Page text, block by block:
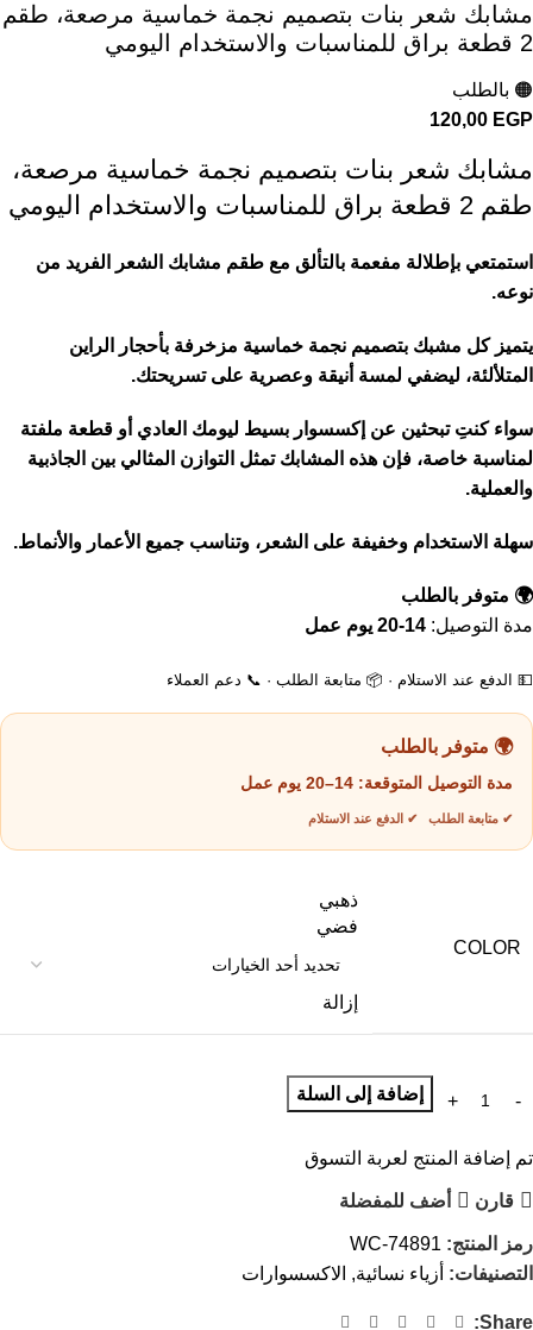
مشابك شعر بنات بتصميم نجمة خماسية مرصعة، طقم
2 قطعة براق للمناسبات والاستخدام اليومي
🟠 بالطلب
120,00 EGP
مشابك شعر بنات بتصميم نجمة خماسية مرصعة،
طقم 2 قطعة براق للمناسبات والاستخدام اليومي
استمتعي بإطلالة مفعمة بالتألق مع طقم مشابك الشعر الفريد من
نوعه.
يتميز كل مشبك بتصميم نجمة خماسية مزخرفة بأحجار الراين
المتلألئة، ليضفي لمسة أنيقة وعصرية على تسريحتك.
سواء كنتِ تبحثين عن إكسسوار بسيط ليومك العادي أو قطعة ملفتة
لمناسبة خاصة، فإن هذه المشابك تمثل التوازن المثالي بين الجاذبية
والعملية.
سهلة الاستخدام وخفيفة على الشعر، وتناسب جميع الأعمار والأنماط.
🌍 متوفر بالطلب
مدة التوصيل: 14-20 يوم عمل
💵 الدفع عند الاستلام · 📦 متابعة الطلب · 📞 دعم العملاء
🌍 متوفر بالطلب
مدة التوصيل المتوقعة: 14–20 يوم عمل
✔ متابعة الطلب ✔ الدفع عند الاستلام
COLOR
ذهبي
فضي
إزالة
إضافة إلى السلة
تم إضافة المنتج لعربة التسوق
قارن أضف للمفضلة
رمز المنتج: WC-74891
التصنيفات: أزياء نسائية, الاكسسوارات
Share: